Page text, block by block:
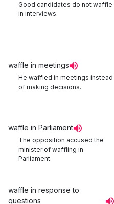
Good candidates do not waffle
in interviews.
waffle in meetings
He waffled in meetings instead
of making decisions.
waffle in Parliament
The opposition accused the
minister of waffling in
Parliament.
waffle in response to
questions